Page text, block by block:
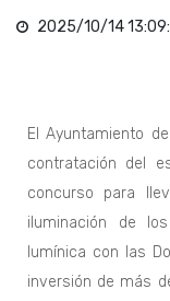
2025/10/14
El Ayuntamiento
contratación del
concurso para
iluminación de
lumínica con las
inversión de más